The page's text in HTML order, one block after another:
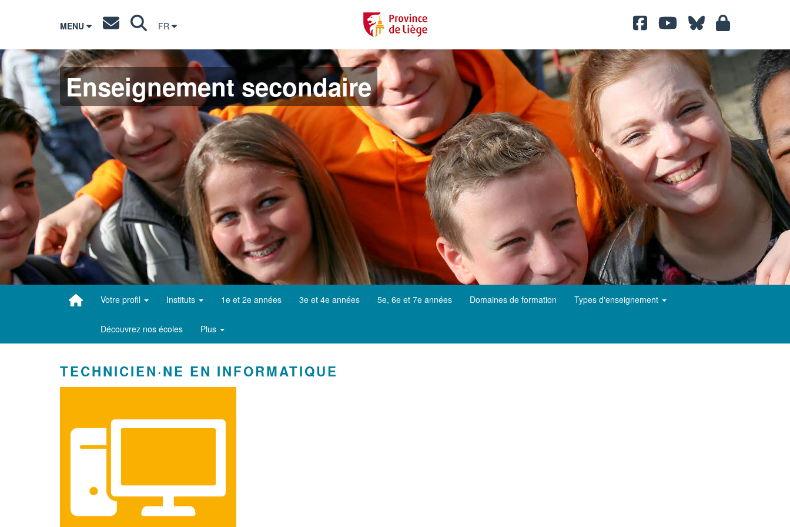
MENU FR
Enseignement secondaire
Votre profil Instituts 1e et 2e années 3e et 4e années 5e, 6e et 7e années Domaines de formation Types d'enseignement
Découvrez nos écoles Plus
TECHNICIEN·NE EN INFORMATIQUE